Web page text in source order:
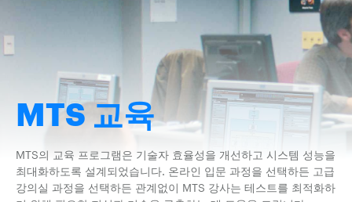
MTS 교육
MTS의 교육 프로그램은 기술자 효율성을 개선하고 시스템 성능을
최대화하도록 설계되었습니다. 온라인 입문 과정을 선택하든 고급
강의실 과정을 선택하든 관계없이 MTS 강사는 테스트를 최적화하